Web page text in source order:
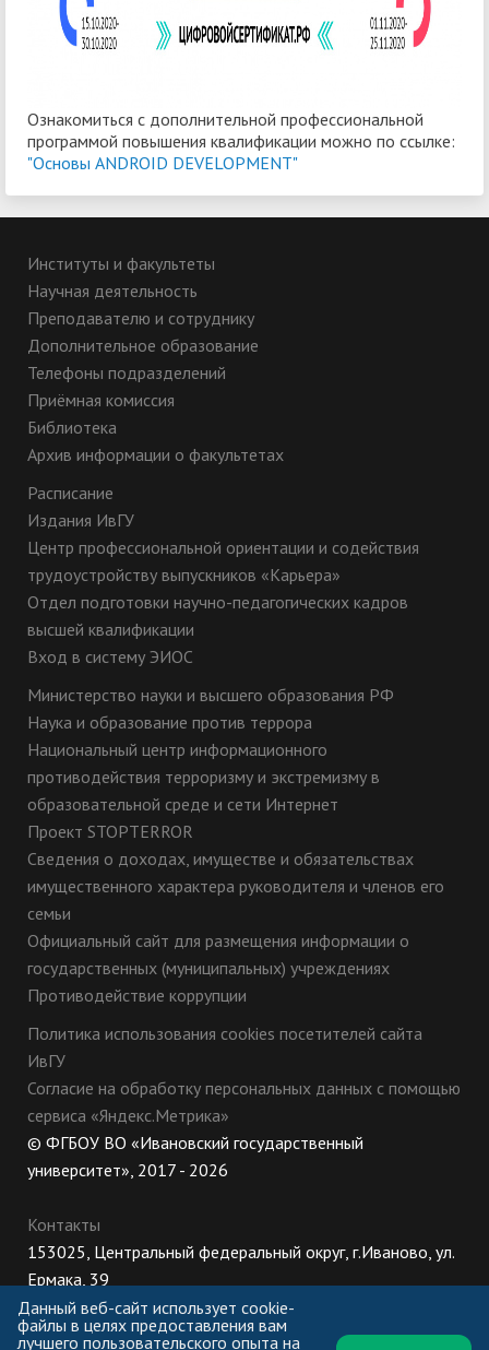
Ознакомиться с дополнительной профессиональной
программой повышения квалификации можно по ссылке:
"Основы ANDROID DEVELOPMENT"
Институты и факультеты
Научная деятельность
Преподавателю и сотруднику
Дополнительное образование
Телефоны подразделений
Приёмная комиссия
Библиотека
Архив информации о факультетах
Расписание
Издания ИвГУ
Центр профессиональной ориентации и содействия
трудоустройству выпускников «Карьера»
Отдел подготовки научно-педагогических кадров
высшей квалификации
Вход в систему ЭИОС
Министерство науки и высшего образования РФ
Наука и образование против террора
Национальный центр информационного
противодействия терроризму и экстремизму в
образовательной среде и сети Интернет
Проект STOPTERROR
Сведения о доходах, имуществе и обязательствах
имущественного характера руководителя и членов его
семьи
Официальный сайт для размещения информации о
государственных (муниципальных) учреждениях
Противодействие коррупции
Политика использования cookies посетителей сайта
ИвГУ
Согласие на обработку персональных данных с помощью
сервиса «Яндекс.Метрика»
© ФГБОУ ВО «Ивановский государственный
университет», 2017 - 2026
Контакты
153025, Центральный федеральный округ, г.Иваново, ул.
Ермака, 39
8 (800) 222-56-86 (Приемная комиссия), +7 (4932) 32-62-
10 (Ректорат)
Данный веб-сайт использует cookie-
файлы в целях предоставления вам
лучшего пользовательского опыта на